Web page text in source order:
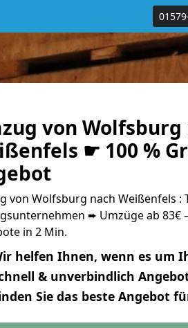
von Wolfsburg
☛ 100 %
von Wolfsburg nach Weißenfels :
➨ Umzüge ab 83€
in 2 Min.
helfen Ihnen, wenn es um
& unverbindlich
Sie das beste Angebot